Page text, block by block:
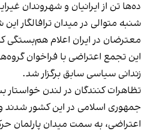
ده‌ها تن از ایرانیان و شهروندان
شنبه متوالی در میدان ترافالگار
معترضان در ایران اعلام هم‌بستگی
این تجمع اعتراضی با فراخوان
زندانی سیاسی سابق برگزار شد.
تظاهرات کنندگان در لندن
جمهوری اسلامی در این کشور شدند
اعتراضی، به سمت میدان پارلمان